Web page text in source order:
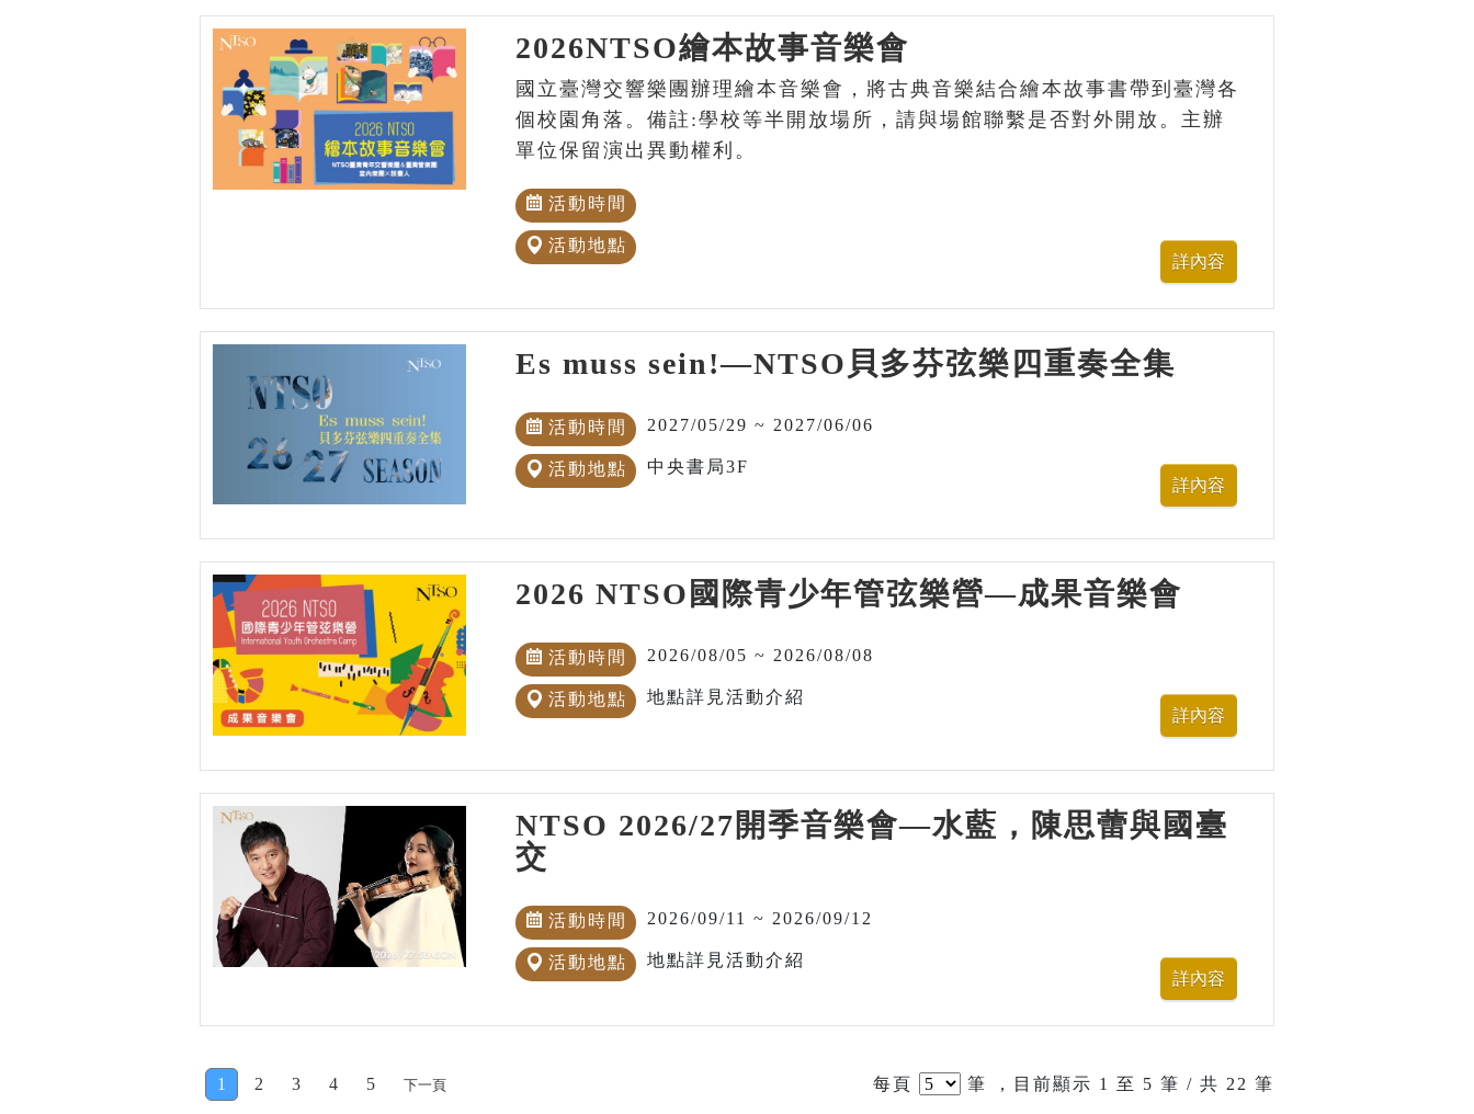
2026NTSO繪本故事音樂會
國立臺灣交響樂團辦理繪本音樂會，將古典音樂結合繪本故事書帶到臺灣各
個校園角落。備註:學校等半開放場所，請與場館聯繫是否對外開放。主辦
單位保留演出異動權利。
活動時間
活動地點
Es muss sein!—NTSO貝多芬弦樂四重奏全集
活動時間 2027/05/29 ~ 2027/06/06
活動地點 中央書局3F
2026 NTSO國際青少年管弦樂營—成果音樂會
活動時間 2026/08/05 ~ 2026/08/08
活動地點 地點詳見活動介紹
NTSO 2026/27開季音樂會—水藍，陳思蕾與國臺
交
活動時間 2026/09/11 ~ 2026/09/12
活動地點 地點詳見活動介紹
1 2 3 4 5 下一頁 每頁 筆 ，目前顯示 1 至 5 筆 / 共 22 筆